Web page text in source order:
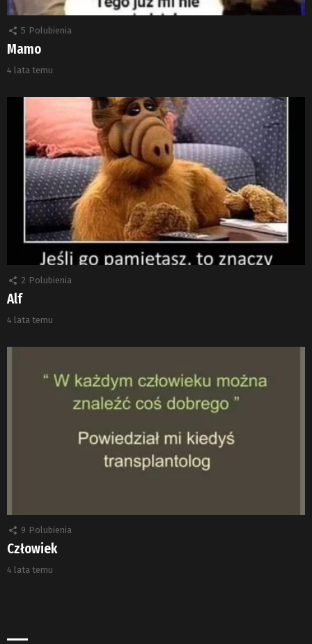
5 Polubienia
Mamo
4 lata temu
2 Polubienia
Alf
4 lata temu
9 Polubienia
Człowiek
4 lata temu